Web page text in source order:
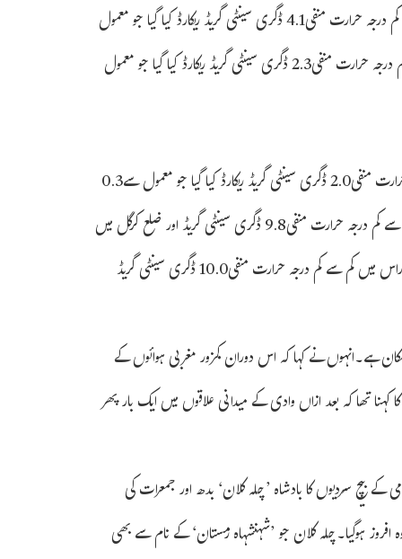
زیادہ ریکارڈ ہوا تھا۔وادی کے دوسرے مشہور سیاحتی مقام پہلگام میں کم سے کم درجہ حرارت منفی4.1 ڈگری سینٹی گریڈ ریکارڈ کیا گیا جو معمول
سے 1.1 ڈگری سینٹی گریڈ زیادہ ریکارڈ ہوا تھا۔سرحدی ضلع کپوارہ میں کم سے کم درجہ حرارت منفی2.3 ڈگری سینٹی گریڈ ریکارڈ کیا گیا جو معمول
گیٹ وے آف کشمیر کے نام سے مشہور قصبہ قاضی گنڈ میں کم سے کم درجہ حرارت منفی2.0 ڈگری سینٹی گریڈ ریکارڈ کیا گیا جو معمول سے0.3
ڈگری سینٹی گریڈ زیادہ ریکارڈ ہوا تھا۔لداخ یونین ٹریٹری کے ضلع لیہہ میں کم سے کم درجہ حرارت منفی9.8 ڈگری سینٹی گریڈ اور ضلع کرگل میں
منفی8.4 ڈگری سینٹی گریڈ جبکہ سائیبریا کے بعد دنیا کے سرد ترین علاقہ قصبہ دراس میں کم سے کم درجہ حرارت منفی10.0 ڈگری سینٹی گریڈ
تک موسم خشک رہنے کا امکان ہے۔انہوں نے کہا کہ اس دوران کمزور مغربی ہوائوں کے
متوقع ہے۔ان کا کہنا تھا کہ بعد ازاں وادی کے میدانی علاقوں میں ایک بار پھر
بیچ سردیوں کا بادشاہ ’چلہ کلان‘ بدھ اور جمعرات کی
ہوگیا۔چلہ کلان جو ’شہنشہاہ زمستان‘ کے نام سے بھی